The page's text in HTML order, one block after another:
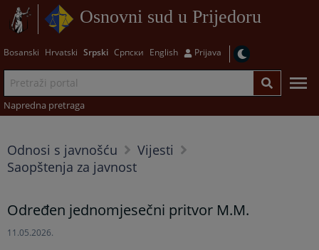
Osnovni sud u Prijedoru
Bosanski Hrvatski Srpski Српски English Prijava
Napredna pretraga
Odnosi s javnošću
Vijesti
Saopštenja za javnost
Određen jednomjesečni pritvor M.M.
11.05.2026.